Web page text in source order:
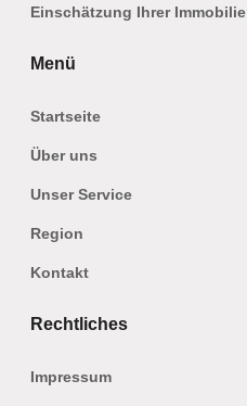
Einschätzung Ihrer Immobilie
Menü
Startseite
Über uns
Unser Service
Region
Kontakt
Rechtliches
Impressum